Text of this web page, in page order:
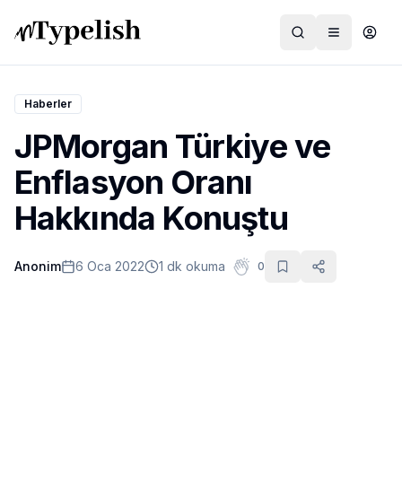
Dünya
Film ve Dizi
Kültür ve Sanat
Sağlık
Haberler
JPMorgan Türkiye ve
Enflasyon Oranı
Hakkında Konuştu
Anonim 6 Oca 2022 1 dk okuma 0